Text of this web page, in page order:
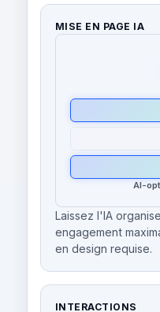
MISE EN PAGE IA
AI-
Laissez l'IA
engagement
en design requise.
INTERACTIONS